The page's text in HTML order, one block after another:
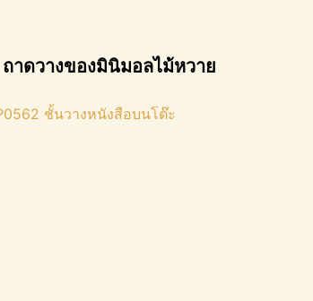
าดวางของมินิมอลไม้หวาย